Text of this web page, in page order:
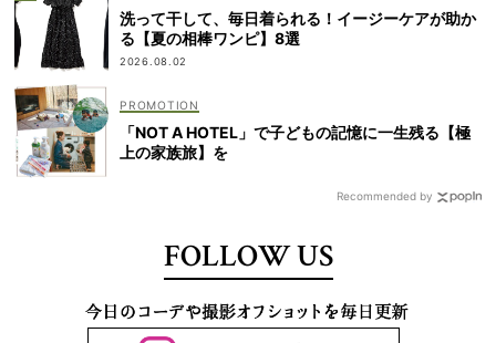
洗って干して、毎日着られる！イージーケアが助か
る【夏の相棒ワンピ】8選
2026.08.02
「NOT A HOTEL」で子どもの記憶に一生残る【極
上の家族旅】を
Recommended by
FOLLOW US